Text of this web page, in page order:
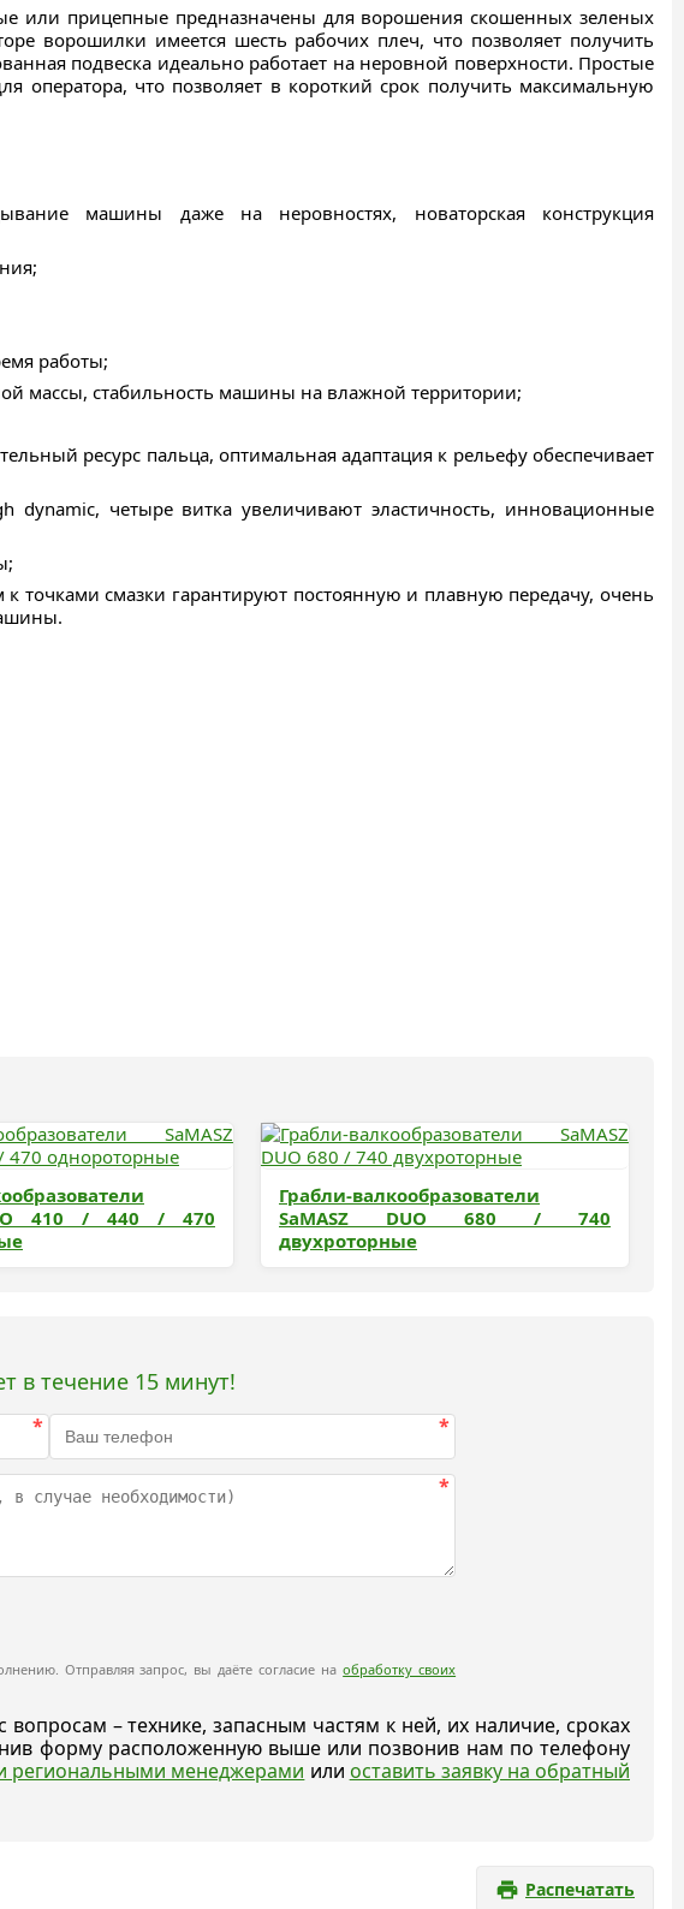
или прицепные предназначены для ворошения скошенных зеленых
ворошилки имеется шесть рабочих плеч, что позволяет получить
подвеска идеально работает на неровной поверхности. Простые
оператора, что позволяет в короткий срок получить максимальную
машины даже на неровностях, новаторская конструкция
работы;
массы, стабильность машины на влажной территории;
ресурс пальца, оптимальная адаптация к рельефу обеспечивает
четыре витка увеличивают эластичность, инновационные
точками смазки гарантируют постоянную и плавную передачу, очень
410 / 440 / 470
Грабли-валкообразователи
SaMASZ DUO 680 / 740
двухроторные
в течение 15 минут!
* *
*
Отправляя запрос, вы даёте согласие наобработку своих
– технике, запасным частям к ней, их наличие, сроках
форму расположенную выше или позвонив нам по телефону
региональными менеджерами или оставить заявку на обратный
Распечатать